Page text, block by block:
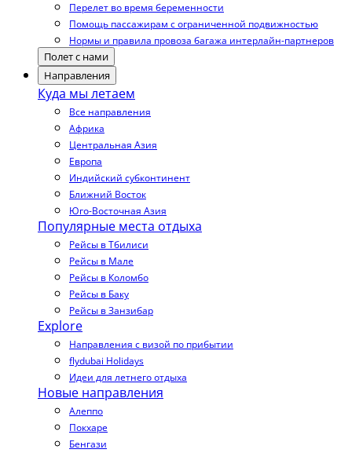
Перелет во время беременности
Помощь пассажирам с ограниченной подвижностью
Нормы и правила провоза багажа интерлайн-партнеров
Полет с нами
Направления
Куда мы летаем
Все направления
Африка
Центральная Азия
Европа
Индийский субконтинент
Ближний Восток
Юго-Восточная Азия
Популярные места отдыха
Рейсы в Тбилиси
Рейсы в Мале
Рейсы в Коломбо
Рейсы в Баку
Рейсы в Занзибар
Explore
Направления с визой по прибытии
flydubai Holidays
Идеи для летнего отдыха
Новые направления
Алеппо
Покхаре
Бенгази